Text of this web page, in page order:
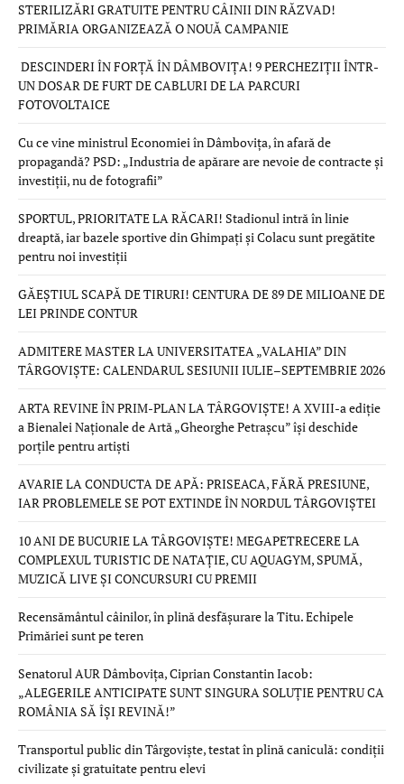
STERILIZĂRI GRATUITE PENTRU CÂINII DIN RĂZVAD!
PRIMĂRIA ORGANIZEAZĂ O NOUĂ CAMPANIE
DESCINDERI ÎN FORȚĂ ÎN DÂMBOVIȚA! 9 PERCHEZIȚII ÎNTR-
UN DOSAR DE FURT DE CABLURI DE LA PARCURI
FOTOVOLTAICE
Cu ce vine ministrul Economiei în Dâmbovița, în afară de
propagandă? PSD: „Industria de apărare are nevoie de contracte și
investiții, nu de fotografii”
SPORTUL, PRIORITATE LA RĂCARI! Stadionul intră în linie
dreaptă, iar bazele sportive din Ghimpați și Colacu sunt pregătite
pentru noi investiții
GĂEȘTIUL SCAPĂ DE TIRURI! CENTURA DE 89 DE MILIOANE DE
LEI PRINDE CONTUR
ADMITERE MASTER LA UNIVERSITATEA „VALAHIA” DIN
TÂRGOVIȘTE: CALENDARUL SESIUNII IULIE–SEPTEMBRIE 2026
ARTA REVINE ÎN PRIM-PLAN LA TÂRGOVIȘTE! A XVIII-a ediție
a Bienalei Naționale de Artă „Gheorghe Petrașcu” își deschide
porțile pentru artiști
AVARIE LA CONDUCTA DE APĂ: PRISEACA, FĂRĂ PRESIUNE,
IAR PROBLEMELE SE POT EXTINDE ÎN NORDUL TÂRGOVIȘTEI
10 ANI DE BUCURIE LA TÂRGOVIȘTE! MEGAPETRECERE LA
COMPLEXUL TURISTIC DE NATAȚIE, CU AQUAGYM, SPUMĂ,
MUZICĂ LIVE ȘI CONCURSURI CU PREMII
Recensământul câinilor, în plină desfășurare la Titu. Echipele
Primăriei sunt pe teren
Senatorul AUR Dâmbovița, Ciprian Constantin Iacob:
„ALEGERILE ANTICIPATE SUNT SINGURA SOLUȚIE PENTRU CA
ROMÂNIA SĂ ÎȘI REVINĂ!”
Transportul public din Târgoviște, testat în plină caniculă: condiții
civilizate și gratuitate pentru elevi